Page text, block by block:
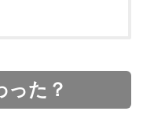
った？